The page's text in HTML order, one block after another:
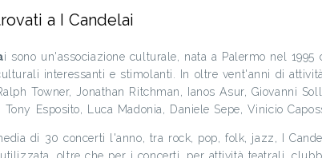
a I Candelai
i sono un'associazione culturale, nata a Palermo nel
interessanti e stimolanti. In oltre vent'anni di
Towner, Jonathan Ritchman, Ianos Asur, Giovanni
Tony Esposito, Luca Madonia, Daniele Sepe, Vinicio
di 30 concerti l'anno, tra rock, pop, folk, jazz, I